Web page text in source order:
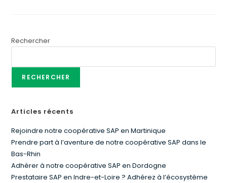
Rechercher
RECHERCHER
Articles récents
Rejoindre notre coopérative SAP en Martinique
Prendre part à l’aventure de notre coopérative SAP dans le
Bas-Rhin
Adhérer à notre coopérative SAP en Dordogne
Prestataire SAP en Indre-et-Loire ? Adhérez à l’écosystème